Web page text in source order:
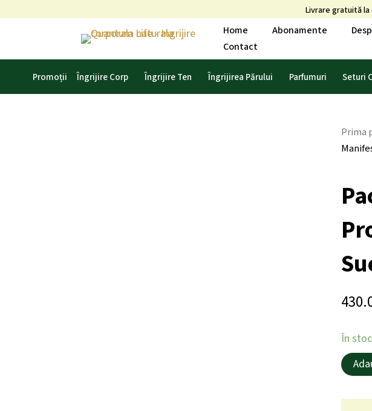
Livrare gratuită
Home Abonamente
Contact
Promoții Îngrijire Corp Îngrijire Ten Îngrijirea Părului Parfumuri Seturi
Prima
În stoc
Cantitate
cu
Difuzor